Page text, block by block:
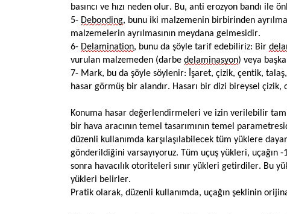
basıncı ve hızı neden olur. Bu, anti erozyon bandı ile
5- Debonding, bunu iki malzemenin birbirinden
malzemelerin ayrılmasının meydana gelmesidir.
6- Delamination, bunu da şöyle tarif edebiliriz: Bir
vurulan malzemeden (darbe delaminasyon) veya
7- Mark, bu da şöyle söylenir: İşaret, çizik, çentik,
hasar görmüş bir alandır. Hasarı bir dizi bireysel çizik,
Konuma hasar değerlendirmeleri ve izin verilebilir
bir hava aracının temel tasarımının temel
düzenli kullanımda karşılaşılabilecek tüm yüklere
gönderildiğini varsayıyoruz. Tüm uçuş yükleri, uçağın
sonra havacılık otoriteleri sınır yükleri getirdiler. Bu
yükleri belirler.
Pratik olarak, düzenli kullanımda, uçağın şeklinin